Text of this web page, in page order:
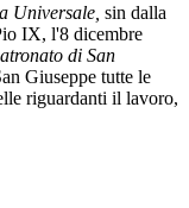
Universale, sin dalla
IX, l'8 dicembre
di San
Giuseppe tutte le
riguardanti il lavoro,